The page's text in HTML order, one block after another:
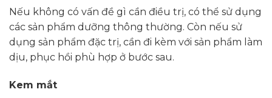
Nếu không có vấn đề gì cần điều trị, có thể sử dụng
các sản phẩm dưỡng thông thường. Còn nếu sử
dụng sản phẩm đặc trị, cần đi kèm với sản phẩm làm
dịu, phục hồi phù hợp ở bước sau.
Kem mắt